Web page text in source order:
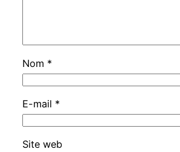
Nom *
E-mail *
Site web